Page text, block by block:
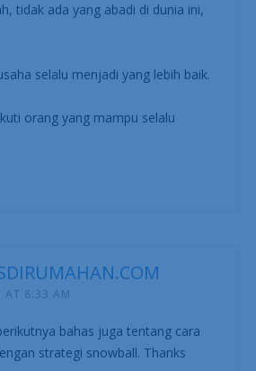
tidak ada yang abadi di dunia ini,
selalu menjadi yang lebih baik.
orang yang mampu selalu
AT 8:33 AM
bahas juga tentang cara
strategi snowball. Thanks